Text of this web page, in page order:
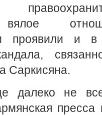
вялое
проявили и
Саркисяна.
далеко не
пресса